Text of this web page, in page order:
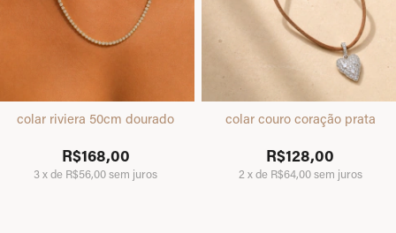
colar riviera 50cm dourado
R$168,00
3xde R$56,00sem juros
colar couro coração prata
R$128,00
2 xde R$64,00sem juros